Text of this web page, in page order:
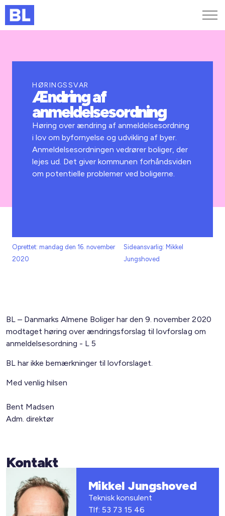
Kurser og arrangementer
Jobportalen
HØRINGSSVAR
Ændring af
anmeldelsesordning
Høring over ændring af anmeldelsesordning
i lov om byfornyelse og udvikling af byer.
Anmeldelsesordningen vedrører boliger, der
lejes ud. Det giver kommunen forhåndsviden
om potentielle problemer ved boligerne.
Oprettet: mandag den 16. november
2020
Sideansvarlig: Mikkel
Jungshoved
BL – Danmarks Almene Boliger har den 9. november 2020
modtaget høring over ændringsforslag til lovforslag om
anmeldelsesordning - L 5
BL har ikke bemærkninger til lovforslaget.
Med venlig hilsen
Bent Madsen
Adm. direktør
Kontakt
Mikkel Jungshoved
Teknisk konsulent
Tlf: 53 73 15 46